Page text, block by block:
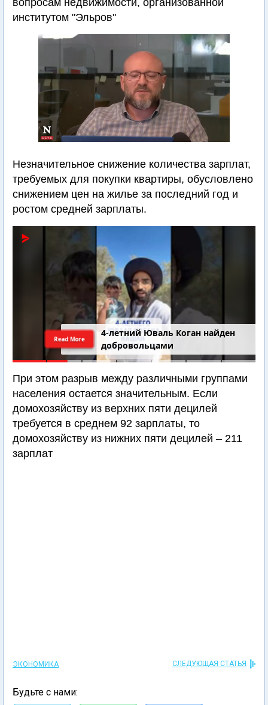
вопросам недвижимости, организованной
институтом "Эльров"
Незначительное снижение количества зарплат,
требуемых для покупки квартиры, обусловлено
снижением цен на жилье за последний год и
ростом средней зарплаты.
4-летний Юваль Коган найден
добровольцами
Read More
При этом разрыв между различными группами
населения остается значительным. Если
домохозяйству из верхних пяти децилей
требуется в среднем 92 зарплаты, то
домохозяйству из нижних пяти децилей – 211
зарплат
ЭКОНОМИКА СЛЕДУЮЩАЯ СТАТЬЯ
Будьте с нами: